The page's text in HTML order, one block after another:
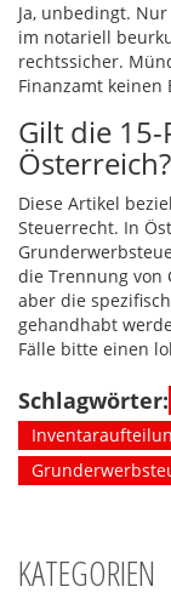
Ja, unbedingt.
im notariell
rechtssicher.
Finanzamt keinen
Gilt die
Österreich?
Diese Artikel
Steuerrecht. In
die Trennung von
aber die
gehandhabt
Fälle bitte einen
Schlagwörter:
KATEGORIEN